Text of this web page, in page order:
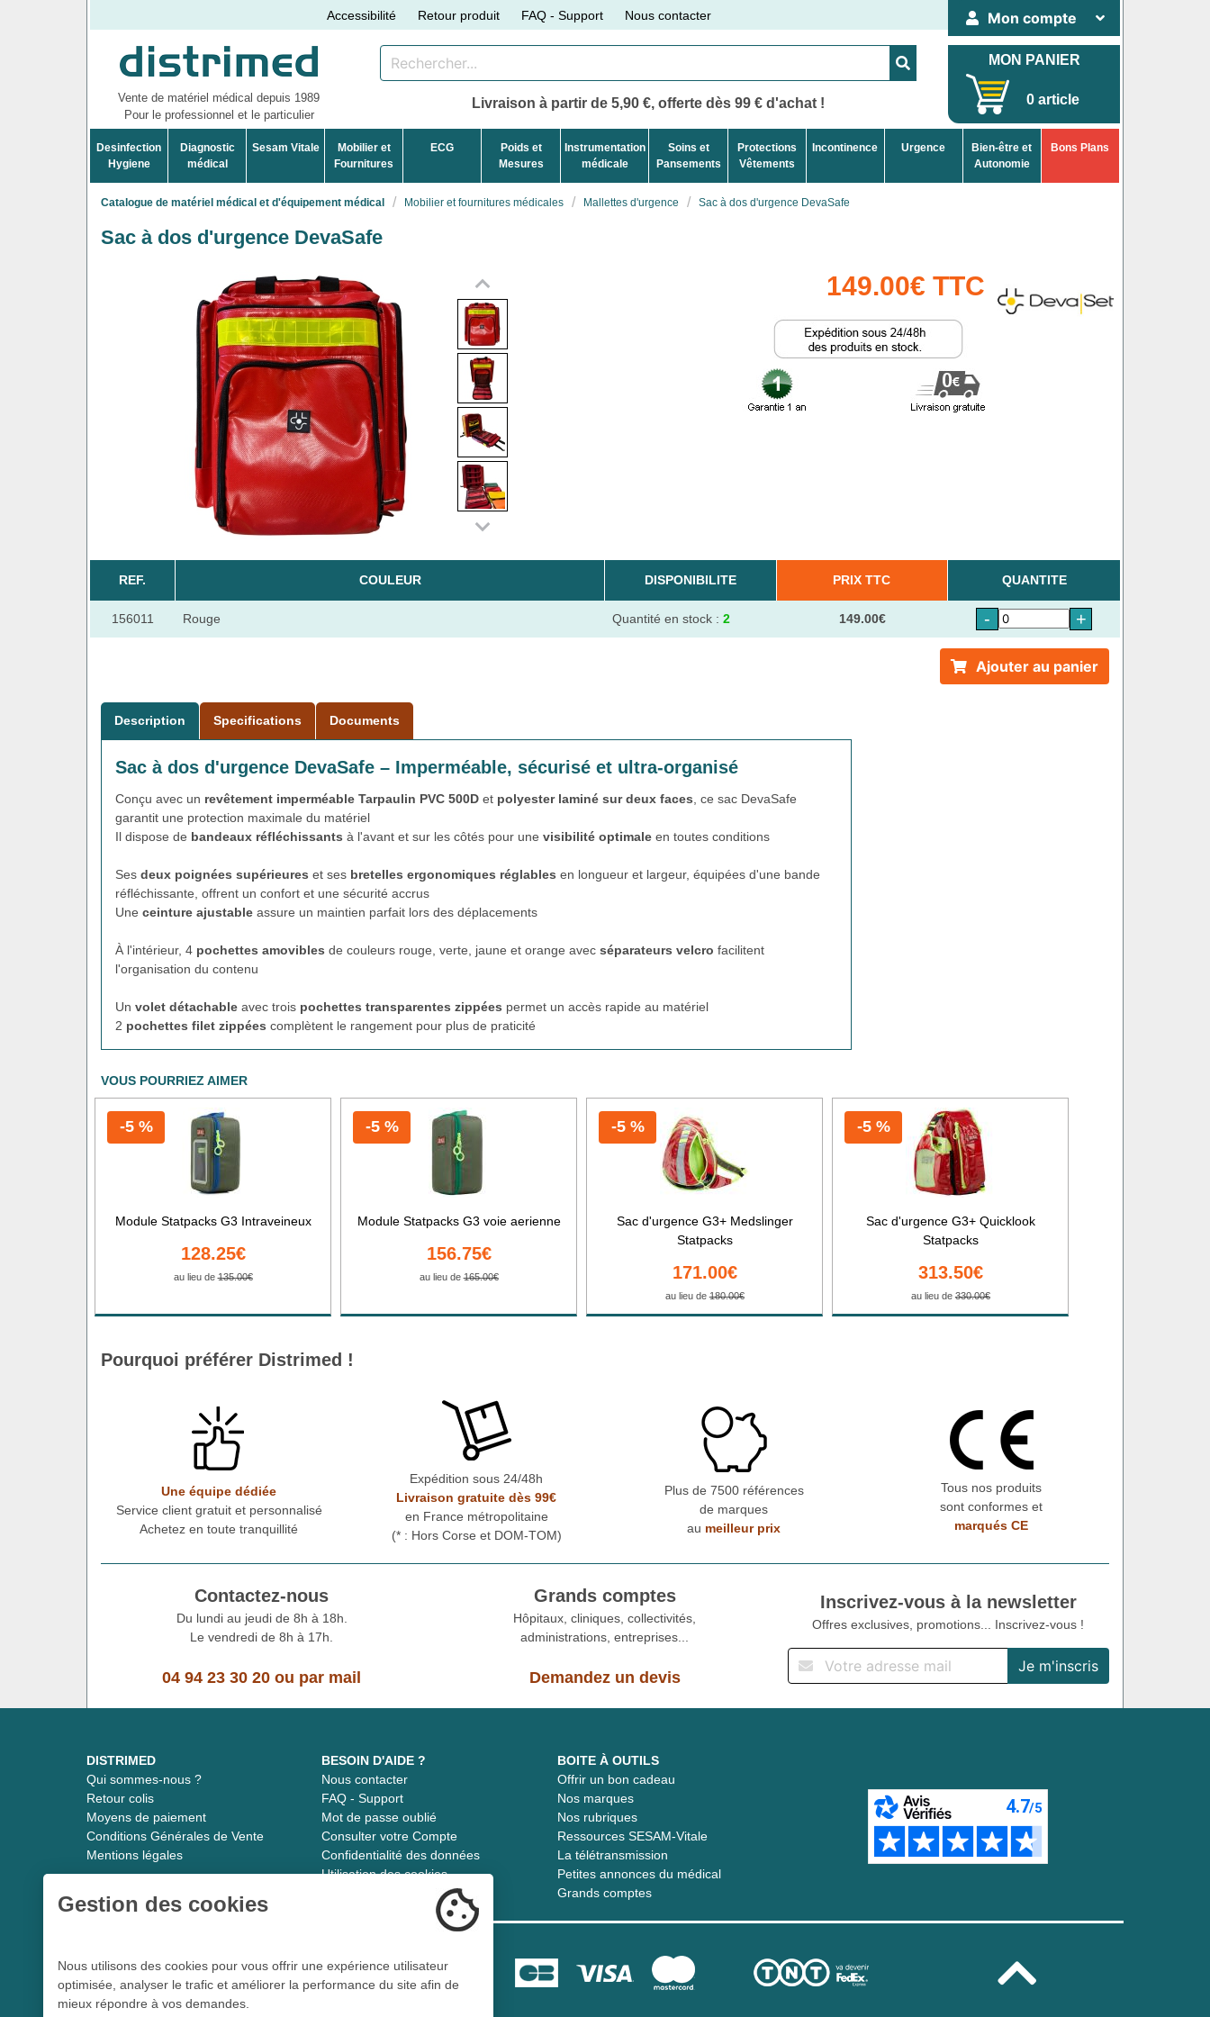
Accessibilité Retour produit FAQ - Support Nous contacter Mon compte
Vente de matériel médical depuis 1989
Pour le professionnel et le particulier
Livraison à partir de 5,90 €, offerte dès 99 € d'achat !
MON PANIER
0 article
Desinfection
Hygiene
Diagnostic
médical
Sesam Vitale
Mobilier et
Fournitures
ECG
Poids et
Mesures
Instrumentation
médicale
Soins et
Pansements
Protections
Vêtements
Incontinence Urgence
Bien-être et
Autonomie
Bons Plans
Catalogue de matériel médical et d'équipement médical Mobilier et fournitures médicales Mallettes d'urgence Sac à dos d'urgence DevaSafe
Sac à dos d'urgence DevaSafe
149.00€ TTC
REF. COULEUR DISPONIBILITE PRIX TTC QUANTITE
156011 Rouge Quantité en stock : 2 149.00€ - +
Ajouter au panier
Description Specifications Documents
Sac à dos d'urgence DevaSafe – Imperméable, sécurisé et ultra-organisé
Conçu avec un revêtement imperméable Tarpaulin PVC 500D et polyester laminé sur deux faces , ce sac DevaSafe
garantit une protection maximale du matériel
Il dispose de bandeaux réfléchissants à l'avant et sur les côtés pour une visibilité optimale en toutes conditions
Ses deux poignées supérieures et ses bretelles ergonomiques réglables en longueur et largeur, équipées d'une bande
réfléchissante, offrent un confort et une sécurité accrus
Une ceinture ajustable assure un maintien parfait lors des déplacements
À l'intérieur, 4 pochettes amovibles de couleurs rouge, verte, jaune et orange avec séparateurs velcro facilitent
l'organisation du contenu
Un volet détachable avec trois pochettes transparentes zippées permet un accès rapide au matériel
2 pochettes filet zippées complètent le rangement pour plus de praticité
VOUS POURRIEZ AIMER
-5 %
Module Statpacks G3 Intraveineux
128.25€
au lieu de135.00€
-5 %
Module Statpacks G3 voie aerienne
156.75€
au lieu de165.00€
-5 %
Sac d'urgence G3+ Medslinger
Statpacks
171.00€
au lieu de180.00€
-5 %
Sac d'urgence G3+ Quicklook
Statpacks
313.50€
au lieu de 330.00€
Pourquoi préférer Distrimed !
Une équipe dédiée
Service client gratuit et personnalisé
Achetez en toute tranquillité
Expédition sous 24/48h
Livraison gratuite dès 99€
en France métropolitaine
(* : Hors Corse et DOM-TOM)
Plus de 7500 références
de marques
au meilleur prix
Tous nos produits
sont conformes et
marqués CE
Contactez-nous
Du lundi au jeudi de 8h à 18h.
Le vendredi de 8h à 17h.
04 94 23 30 20 ou par mail
Grands comptes
Hôpitaux, cliniques, collectivités,
administrations, entreprises...
Demandez un devis
Inscrivez-vous à la newsletter
Offres exclusives, promotions... Inscrivez-vous !
DISTRIMED
Qui sommes-nous ?
Retour colis
Moyens de paiement
Conditions Générales de Vente
Mentions légales
BESOIN D'AIDE ?
Nous contacter
FAQ - Support
Mot de passe oublié
Consulter votre Compte
Confidentialité des données
Utilisation des cookies
BOITE À OUTILS
Offrir un bon cadeau
Nos marques
Nos rubriques
Ressources SESAM-Vitale
La télétransmission
Petites annonces du médical
Grands comptes
Distrimed.com 1989 - 2026
Le spécialiste du matériel médical
Gestion des cookies
Nous utilisons des cookies pour vous offrir une expérience utilisateur
optimisée, analyser le trafic et améliorer la performance du site afin de
mieux répondre à vos demandes.